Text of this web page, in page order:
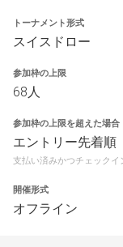
トーナメント形式
スイスドロー
参加枠の上限
68人
参加枠の上限を超えた場合
エントリー先着順
支払い済みかつチェックイ
開催形式
オフライン